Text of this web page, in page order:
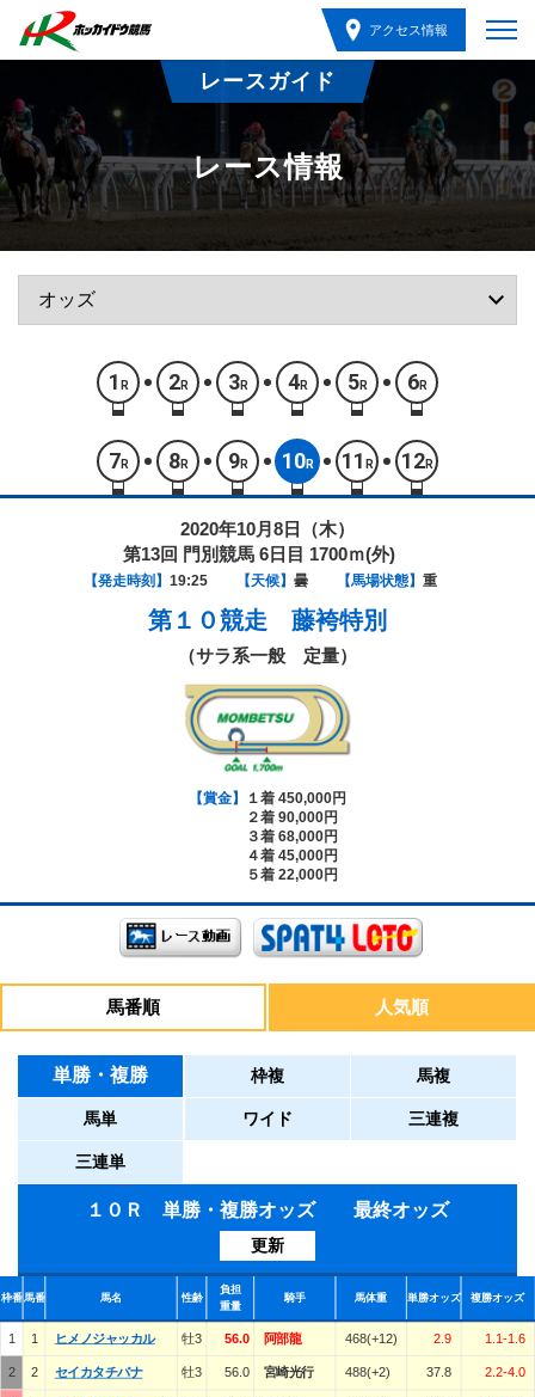
アクセス情報
レースガイド
レース情報
1 R 2R 3R 4R 5R 6R
7 R 8R 9R 10R 11 R 12R
2020年10月8日（木）
第13回 門別競馬 6日目 1700ｍ(外)
【発走時刻】 19:25 【天候】 曇 【馬場状態】 重
第１０競走 藤袴特別
（サラ系一般 定量）
【賞金】
１着 450,000円
２着 90,000円
３着 68,000円
４着 45,000円
５着 22,000円
馬番順 人気順
単勝・複勝 枠複 馬複
馬単 ワイド 三連複
三連単
１０Ｒ 単勝・複勝オッズ 最終オッズ
更新
枠番馬番 馬名 性齢
負担
重量
騎手 馬体重 単勝オッズ 複勝オッズ
1 1 ヒメノジャッカル 牡3 56.0 阿部龍 468(+12) 2.9 1.1-1.6
2 2 セイカタチバナ 牡3 56.0 宮崎光行 488(+2) 37.8 2.2-4.0